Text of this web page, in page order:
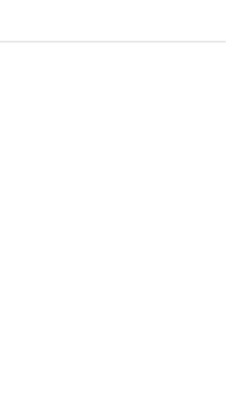
أخلاقي خاطئ. لو كان الآخر